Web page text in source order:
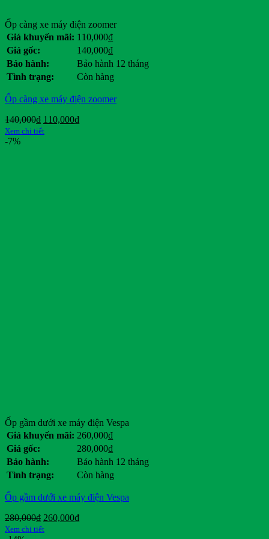
Ốp càng xe máy điện zoomer
Giá khuyến mãi: 110,000₫
Giá gốc:
140,000₫
Bảo hành:
Bảo hành 12 tháng
Tình trạng:
Còn hàng
Ốp càng xe máy điện zoomer
140,000₫ Giá
gốc
110,000₫Giá
Xem chi tiết
-7%
Ốp gầm dưới xe máy điện Vespa
Giá khuyến mãi: 260,000₫
Giá gốc:
280,000₫
Bảo hành:
Bảo hành 12 tháng
Tình trạng:
Còn hàng
Ốp gầm dưới xe máy điện Vespa
280,000₫ Giá
gốc
260,000₫Giá
Xem chi tiết